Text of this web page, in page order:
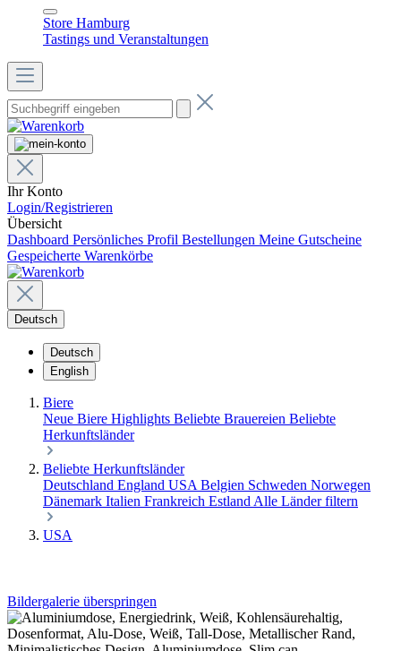
Store Hamburg
Tastings und Veranstaltungen
Ihr Konto
Login/Registrieren
Übersicht
Dashboard Persönliches Profil Bestellungen Meine Gutscheine
Gespeicherte Warenkörbe
Deutsch
Deutsch
English
Biere
Neue Biere Highlights Beliebte Brauereien Beliebte
Herkunftsländer
Beliebte Herkunftsländer
Deutschland England USA Belgien Schweden Norwegen
Dänemark Italien Frankreich Estland Alle Länder filtern
USA
Bildergalerie überspringen